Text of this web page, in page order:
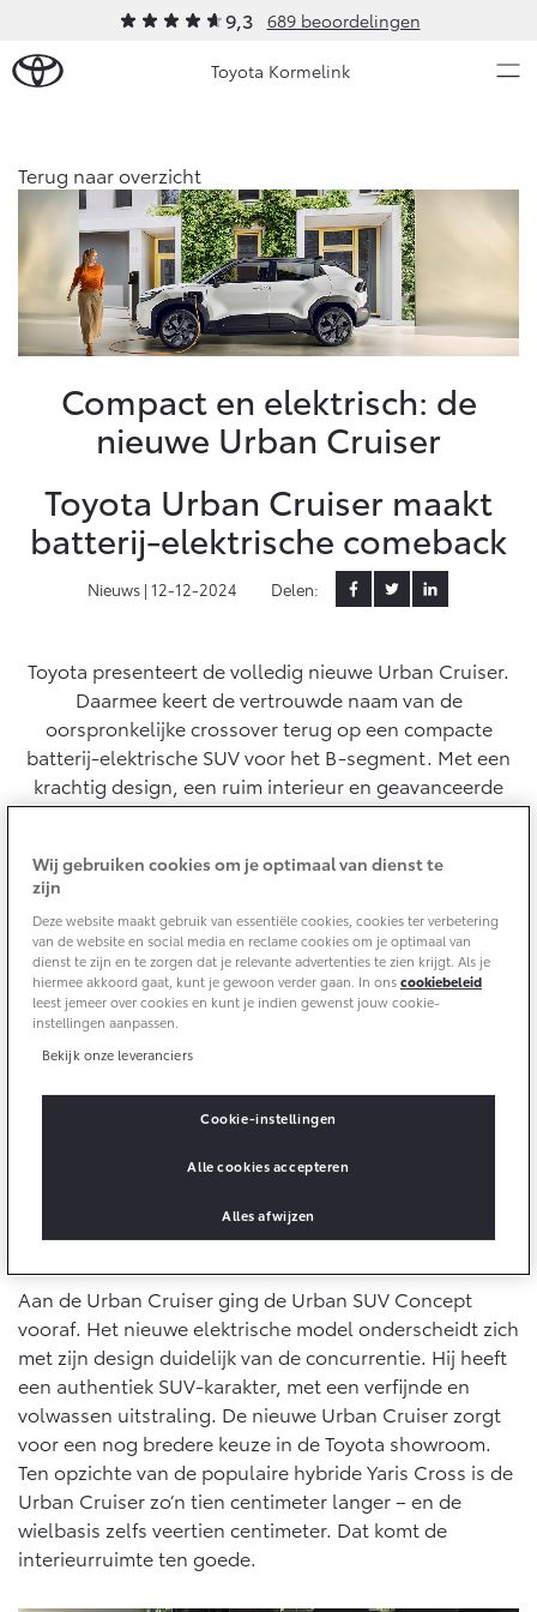
9,3 689 beoordelingen
Toyota Kormelink
Ons bedrijf
Ons bedrijf
Contact en Route
Vacatures
Klantbeoordelingen
Modellen
Aygo X
HYBRIDE
Vanaf € 23.750,-
Yaris
HYBRIDE
Vanaf € 27.195,-
Yaris Cross
HYBRIDE
Vanaf € 31.895,-
Urban Cruiser
BATTERIJ-ELEKTRISCH
Vanaf € 32.995,-
Corolla Hatchback
HYBRIDE
Vanaf € 33.495,-
Corolla Touring Sports
Vanaf € 39.995,-
Toyota C-HR
HYBRIDE
Vanaf € 36.495,-
Toyota C-HR+
BATTERIJ-ELEKTRISCH
RAV4
Occasions
Onderhoud
Service & Onderhoud
Werkplaatsafspraak
APK
Airco check
Vakantiecheck
Hybride Zekerheid Controle
Toyota handleidingen
Schade & Garantie
Toyota Pechhulp
Schade & Glasherstel
10 jaar Toyota garantie
Toyota fabrieksgarantie
Accessoires
Banden
Connected
Connected Services
MyToyota login
MyToyota App
Diensten
Wat is Private Lease?
Bereken je maandbedrag
Private Lease voor ZZP
Toyota Betaalplan
Oplaadservice
Thuislaadpakketten
Laadpas
Energie en slim laden
Toyota Autoverzekering
Toyota Hybride Autoverzekering
Zakelijk
Zakelijk
Toyota voor de zaak
Leaserijder
Wagenparkbeheer
Leasen
Financial Lease
Operational Lease
Bedrijfswagens op maat
Verzekeren
Werkplaatsafspraak maken
Contact en Route
Vraag een brochure aan
Bekijk de verwachte modellen
Terug naar overzicht
Compact en elektrisch: de
nieuwe Urban Cruiser
Toyota Urban Cruiser maakt
batterij-elektrische comeback
Nieuws | 12-12-2024 Delen:
Toyota presenteert de volledig nieuwe Urban Cruiser.
Daarmee keert de vertrouwde naam van de
oorspronkelijke crossover terug op een compacte
batterij-elektrische SUV voor het B-segment. Met een
krachtig design, een ruim interieur en geavanceerde
technologie vormt de nieuwe Urban Cruiser een
elektrische modelaanbod.
Aan de Urban Cruiser ging de Urban SUV Concept
vooraf. Het nieuwe elektrische model onderscheidt zich
met zijn design duidelijk van de concurrentie. Hij heeft
een authentiek SUV-karakter, met een verfijnde en
volwassen uitstraling. De nieuwe Urban Cruiser zorgt
voor een nog bredere keuze in de Toyota showroom.
Ten opzichte van de populaire hybride Yaris Cross is de
Urban Cruiser zo’n tien centimeter langer – en de
wielbasis zelfs veertien centimeter. Dat komt de
interieurruimte ten goede.
Wij gebruiken cookies om je optimaal van dienst te
zijn
Deze website maakt gebruik van essentiële cookies, cookies ter verbetering
van de website en social media en reclame cookies om je optimaal van
dienst te zijn en te zorgen dat je relevante advertenties te zien krijgt. Als je
hiermee akkoord gaat, kunt je gewoon verder gaan. In onscookiebeleid
leest jemeer over cookies en kunt je indien gewenst jouw cookie-
instellingen aanpassen.
Bekijk onze leveranciers
Cookie-instellingen
Alles afwijzen
Alle cookies accepteren